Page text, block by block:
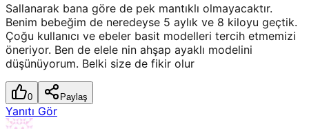
Sallanarak bana göre de pek mantıklı olmayacaktır.
Benim bebeğim de neredeyse 5 aylık ve 8 kiloyu geçtik.
Çoğu kullanıcı ve ebeler basit modelleri tercih etmemizi
öneriyor. Ben de elele nin ahşap ayaklı modelini
düşünüyorum. Belki size de fikir olur
0 Paylaş
Yanıtı Gör